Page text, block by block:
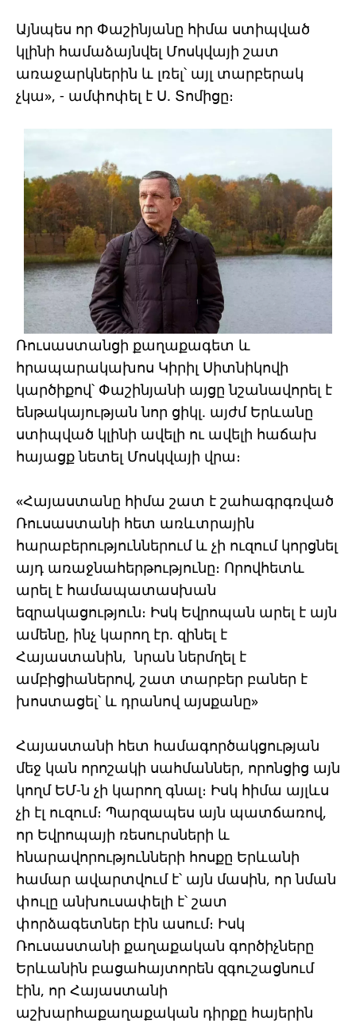
Այնպես որ Փաշինյանը հիմա ստիպված
կլինի համաձայնվել Մոսկվայի շատ
առաջարկներին և լռել՝ այլ տարբերակ
չկա», - ամփոփել է Ս. Տոմիցը։
Ռուսաստանցի քաղաքագետ և
հրապարակախոս Կիրիլ Սիտնիկովի
կարծիքով՝ Փաշինյանի այցը նշանավորել է
ենթակայության նոր ցիկլ. այժմ Երևանը
ստիպված կլինի ավելի ու ավելի հաճախ
հայացք նետել Մոսկվայի վրա։
«Հայաստանը հիմա շատ է շահագրգռված
Ռուսաստանի հետ առևտրային
հարաբերություններում և չի ուզում կորցնել
այդ առաջնահերթությունը։ Որովհետև
արել է համապատասխան
եզրակացություն։ Իսկ Եվրոպան արել է այն
ամենը, ինչ կարող էր. զինել է
Հայաստանին, նրան ներմղել է
ամբիցիաներով, շատ տարբեր բաներ է
խոստացել՝ և դրանով այսքանը»
Հայաստանի հետ համագործակցության
մեջ կան որոշակի սահմաններ, որոնցից այն
կողմ ԵՄ-ն չի կարող գնալ։ Իսկ հիմա այլևս
չի էլ ուզում։ Պարզապես այն պատճառով,
որ Եվրոպայի ռեսուրսների և
հնարավորությունների հոսքը Երևանի
համար ավարտվում է՝ այն մասին, որ նման
փուլը անխուսափելի է՝ շատ
փորձագետներ էին ասում։ Իսկ
Ռուսաստանի քաղաքական գործիչները
Երևանին բացահայտորեն զգուշացնում
էին, որ Հայաստանի
աշխարհաքաղաքական դիրքը հայերին